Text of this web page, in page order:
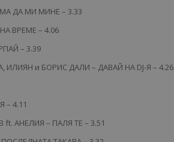
ДА МИ МИНЕ – 3.33
ВРЕМЕ – 4.06
– 3.39
ИЛИЯН и БОРИС ДАЛИ – ДАВАЙ НА DJ-Я – 4.26
– 4.11
АНЕЛИЯ – ПАЛЯ ТЕ – 3.51